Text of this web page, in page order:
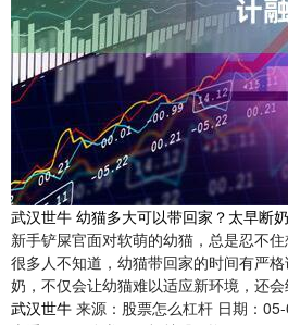
武汉世牛 幼猫多大可以带回家？太早断
新手铲屎官面对软萌的幼猫，总是忍不
很多人不知道，幼猫带回家的时间有严
奶，不仅会让幼猫难以适应新环境，还
武汉世牛 来源：股票怎么杠杆 日期：05-